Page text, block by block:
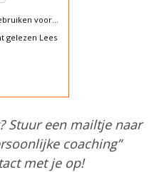
voor...
gelezen Lees
Stuur een mailtje naar
coaching”
met je op!